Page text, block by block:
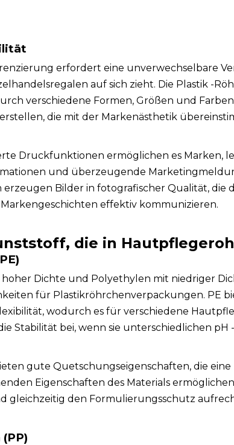
erfordert eine unverwechselbare
auf sich zieht. Die Plastik -
verschiedene Formen, Größen und
die mit der Markenästhetik
Druckfunktionen ermöglichen es Marken,
und überzeugende
Bilder in fotografischer Qualität,
effektiv kommunizieren.
die in
Dichte und Polyethylen mit niedriger
für Plastikröhrchenverpackungen. PE
wodurch es für verschiedene
Stabilität bei, wenn sie unterschiedlichen
gute Quetschungseigenschaften, die
Eigenschaften des Materials
gleichzeitig den Formulierungsschutz